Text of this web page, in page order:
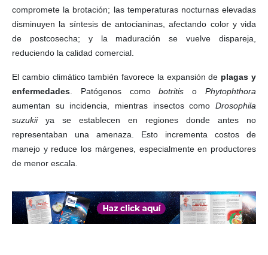
compromete la brotación; las temperaturas nocturnas elevadas
disminuyen la síntesis de antocianinas, afectando color y vida
de postcosecha; y la maduración se vuelve dispareja,
reduciendo la calidad comercial.
El cambio climático también favorece la expansión de plagas y
enfermedades . Patógenos comobotritis oPhytophthora
aumentan su incidencia, mientras insectos como Drosophila
suzukiiya se establecen en regiones donde antes no
representaban una amenaza. Esto incrementa costos de
manejo y reduce los márgenes, especialmente en productores
de menor escala.